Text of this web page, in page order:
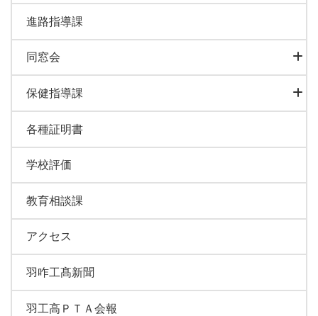
進路指導課
同窓会
保健指導課
各種証明書
学校評価
教育相談課
アクセス
羽咋工髙新聞
羽工高ＰＴＡ会報